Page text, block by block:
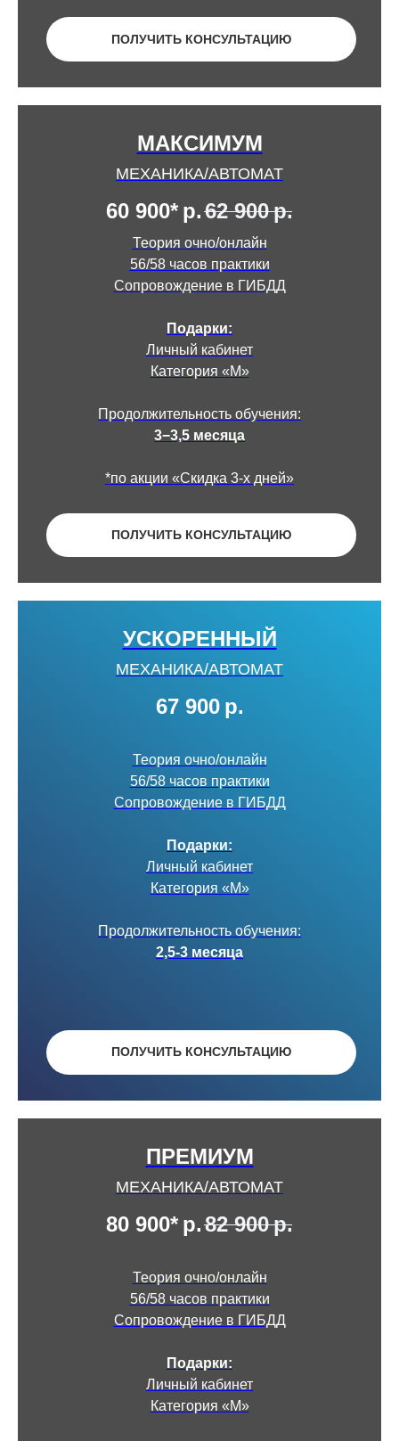
ПОЛУЧИТЬ КОНСУЛЬТАЦИЮ
МАКСИМУМ
МЕХАНИКА/АВТОМАТ
60 900* р.62 900р.
Теория очно/онлайн
56/58 часов практики
Сопровождение в ГИБДД
Подарки:
Личный кабинет
Категория «М»
Продолжительность обучения:
3−3,5 месяца
*по акции «Скидка 3-х дней»
ПОЛУЧИТЬ КОНСУЛЬТАЦИЮ
УСКОРЕННЫЙ
МЕХАНИКА/АВТОМАТ
67 900 р.
Теория очно/онлайн
56/58 часов практики
Сопровождение в ГИБДД
Подарки:
Личный кабинет
Категория «М»
Продолжительность обучения:
2,5-3 месяца
ПОЛУЧИТЬ КОНСУЛЬТАЦИЮ
ПРЕМИУМ
МЕХАНИКА/АВТОМАТ
80 900* р.82 900р.
Теория очно/онлайн
56/58 часов практики
Сопровождение в ГИБДД
Подарки:
Личный кабинет
Категория «М»